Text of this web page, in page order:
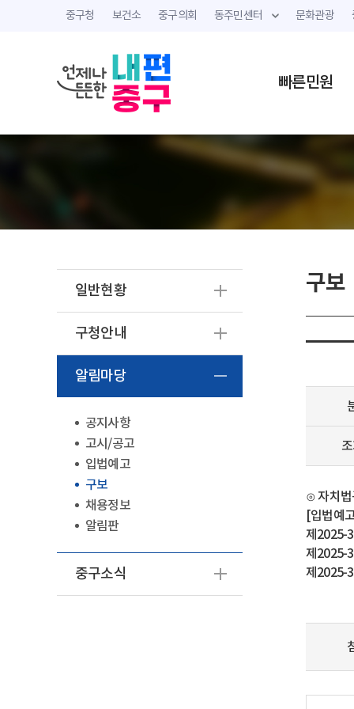
중구청 보건소 중구의회 동주민센터 문화관광
빠른민원
일반현황
구청안내
알림마당
공지사항
고시/공고
입법예고
구보
채용정보
알림판
중구소식
구보
⊙ 자치법
[입법예
제2025-
제2025-
제2025-